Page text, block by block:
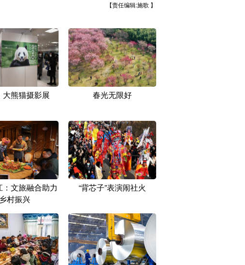
【责任编辑:施歌 】
大熊猫摄影展 春光无限好
：文旅融合助力
乡村振兴
“背芯子”表演闹社火